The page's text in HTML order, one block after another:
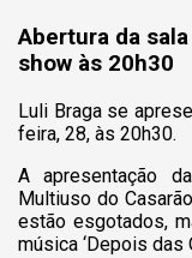
Abertura da
show às 20h30
Luli Braga se
feira, 28, às 20h30.
A apresentação
Multiuso do
estão esgotados,
música ‘Depois das